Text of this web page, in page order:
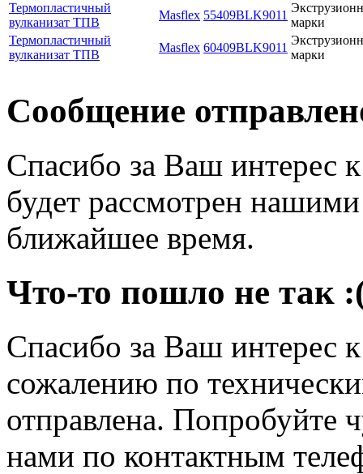
Термопластичный
вулканизат ТПВ
Masflex 55409BLK9011
марки
Термопластичный
вулканизат ТПВ
Masflex 60409BLK9011
марки
Сообщение
Спасибо за Ваш интерес
будет рассмотрен
ближайшее время.
Что-то пошло не так
Спасибо за Ваш интерес
сожалению по
отправлена. Попробуйте
нами по контактным